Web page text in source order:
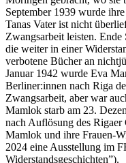
September 1939 wurde
Tanas Vater ist nicht
Zwangsarbeit leisten.
die weiter in einer
verbotene Bücher an
Januar 1942 wurde Eva
Berliner:innen nach Riga
Zwangsarbeit, aber war
Mamlok starb am 23.
nach Auflösung des
Mamlok und ihre Frauen-
2024 eine Ausstellung im
Widerstandsgeschichten”).